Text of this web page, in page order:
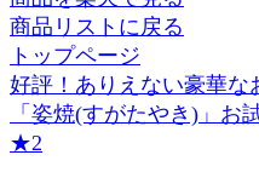
商品リストに戻る
トップページ
好評！ありえない豪華な
「姿焼(すがたやき)」お
★2